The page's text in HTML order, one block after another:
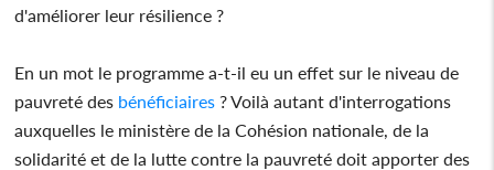
d'améliorer leur résilience ?
En un mot le programme a-t-il eu un effet sur le niveau de
pauvreté des bénéficiaires ? Voilà autant d'interrogations
auxquelles le ministère de la Cohésion nationale, de la
solidarité et de la lutte contre la pauvreté doit apporter des